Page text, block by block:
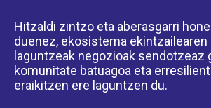
Hitzaldi zintzo eta aberasgarri
duenez, ekosistema ekintzailearen
laguntzeak negozioak sendotzeaz
komunitate batuagoa eta
eraikitzen ere laguntzen du.